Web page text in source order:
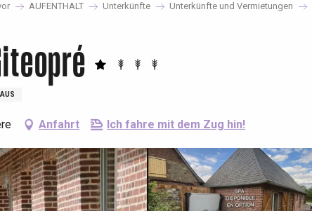
AUFENTHALT Unterkünfte Unterkünfte und Vermietungen
Anfahrt Ich fahre mit dem Zug hin!